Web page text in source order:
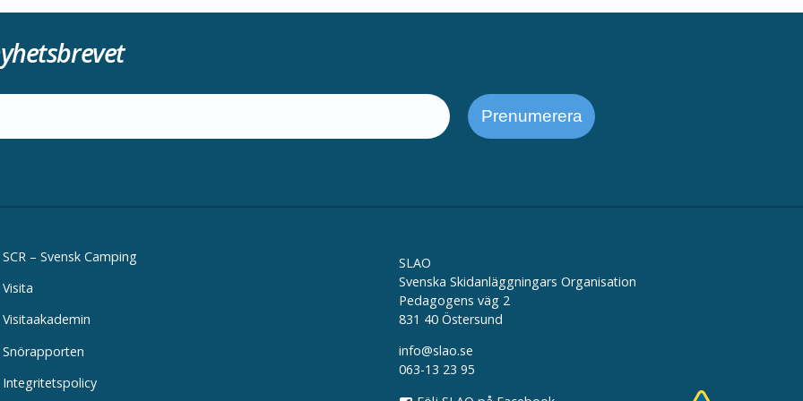
SCR – Svensk Camping
Visita
Visitaakademin
Snörapporten
Integritetspolicy
SLAO
Svenska Skidanläggningars Organisation
Pedagogens väg 2
831 40 Östersund
info@slao.se
063-13 23 95